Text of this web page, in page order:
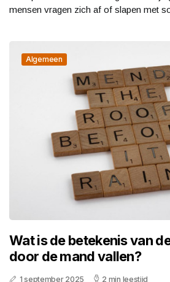
mensen vragen zich af of slapen met
Algemeen
Wat is de betekenis van
door de mand vallen?
1 september 2025 2 min leestijd